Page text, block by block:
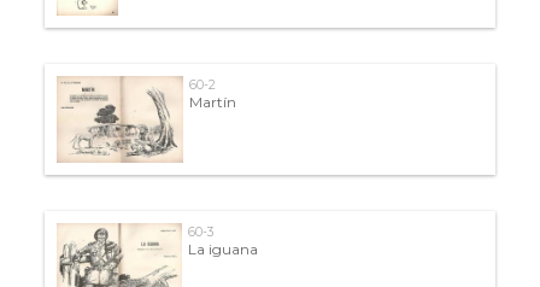
60-2
Martín
60-3
La iguana